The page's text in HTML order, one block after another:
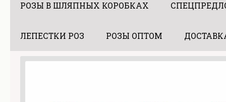
РОЗЫ В ШЛЯПНЫХ КОРОБКАХ
ЛЕПЕСТКИ РОЗ РОЗЫ ОПТОМ